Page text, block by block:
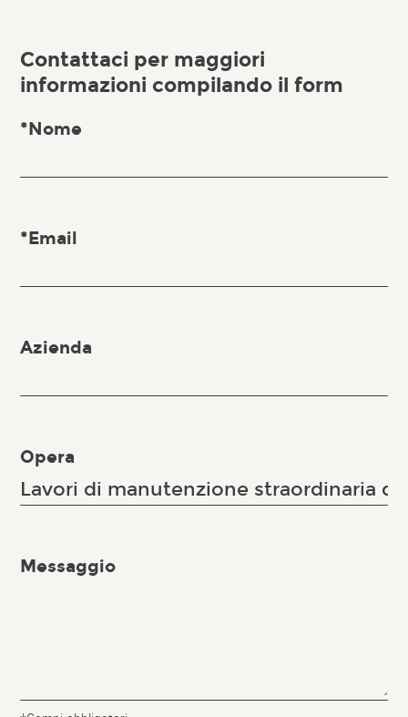
Contattaci per maggiori
informazioni compilando il form
*Nome
*Email
Azienda
Opera
Messaggio